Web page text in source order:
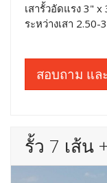
เสารั้วอัดแรง 3"
ระหว่างเสา
สอบถาม แล
รั้ว 7 เส้น